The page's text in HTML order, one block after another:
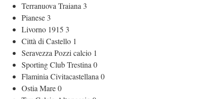
Terranuova Traiana 3
Pianese 3
Livorno 1915 3
Città di Castello 1
Seravezza Pozzi calcio 1
Sporting Club Trestina 0
Flaminia Civitacastellana 0
Ostia Mare 0